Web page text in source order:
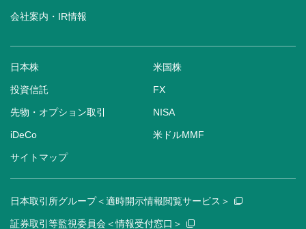
会社案内・IR情報
日本株 米国株
投資信託 FX
先物・オプション取引 NISA
iDeCo 米ドルMMF
サイトマップ
日本取引所グループ＜適時開示情報閲覧サービス＞
証券取引等監視委員会＜情報受付窓口＞